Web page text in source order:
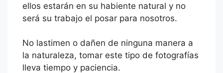
ellos estarán en su habiente natural y no
será su trabajo el posar para nosotros.
No lastimen o dañen de ninguna manera a
la naturaleza, tomar este tipo de fotografías
lleva tiempo y paciencia.